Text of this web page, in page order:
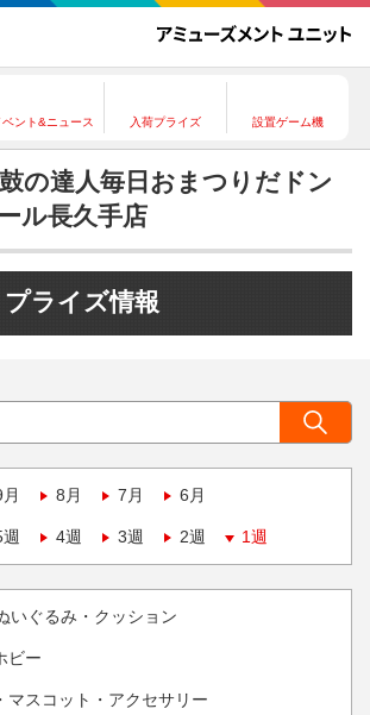
ベント&ニュース 入荷プライズ 設置ゲーム機
の達人毎日おまつりだドン
ル長久手店
プライズ情報
8月 7月 6月
4週 3週 2週 1週
いぐるみ・クッション
ビー
マスコット・アクセサリー